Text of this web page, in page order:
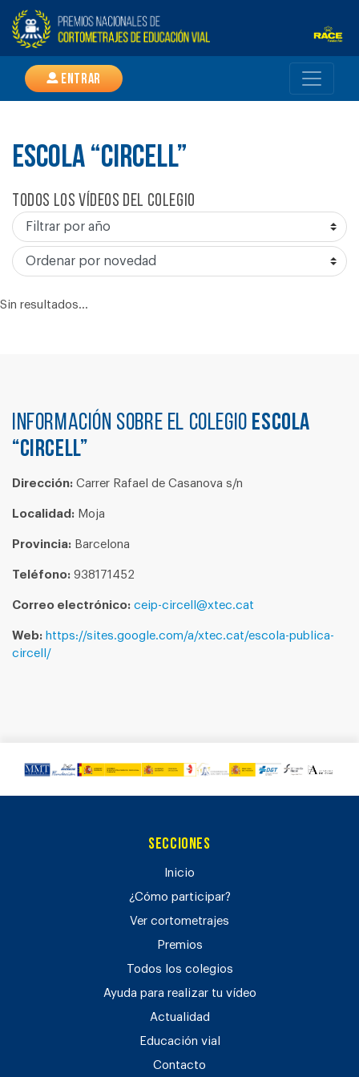
Entrar
ESCOLA “CIRCELL”
Todos los vídeos del colegio
Sin resultados...
Información sobre el colegio ESCOLA
“CIRCELL”
Dirección: Carrer Rafael de Casanova s/n
Localidad: Moja
Provincia: Barcelona
Teléfono: 938171452
Correo electrónico: ceip-circell@xtec.cat
Web: https://sites.google.com/a/xtec.cat/escola-publica-
circell/
Secciones
Inicio
¿Cómo participar?
Ver cortometrajes
Premios
Todos los colegios
Ayuda para realizar tu vídeo
Actualidad
Educación vial
Contacto